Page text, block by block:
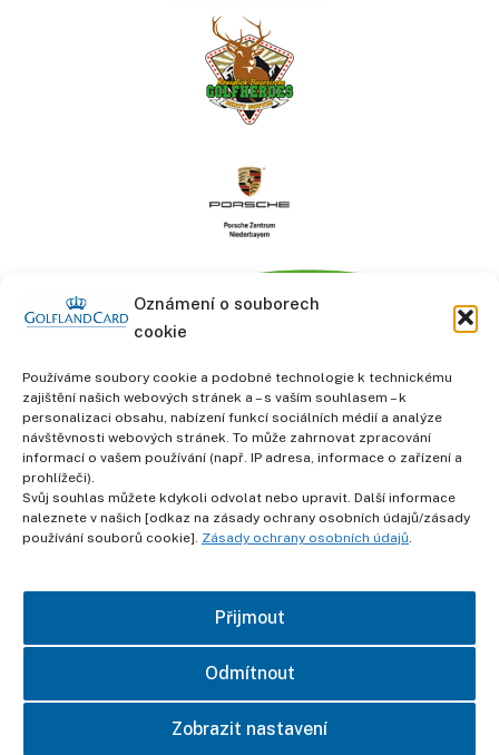
Oznámení o souborech
cookie
Používáme soubory cookie a podobné technologie k technickému
zajištění našich webových stránek a – s vaším souhlasem – k
personalizaci obsahu, nabízení funkcí sociálních médií a analýze
návštěvnosti webových stránek. To může zahrnovat zpracování
informací o vašem používání (např. IP adresa, informace o zařízení a
prohlížeči).
Svůj souhlas můžete kdykoli odvolat nebo upravit. Další informace
naleznete v našich [odkaz na zásady ochrany osobních údajů/zásady
používání souborů cookie]. Zásady ochrany osobních údajů.
Přijmout
Odmítnout
Zobrazit nastavení
informace
Obchodní podmínky
Ochrana osobních údajů